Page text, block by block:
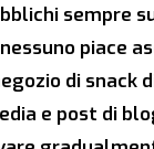
sempre
piace
di snack
e post di